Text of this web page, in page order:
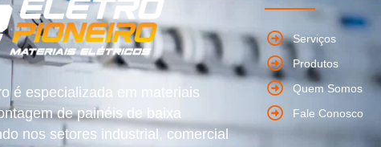
é especializada em materiais
de painéis de baixa
nos setores industrial, comercial
Serviços
Produtos
Quem Somos
Fale Conosco